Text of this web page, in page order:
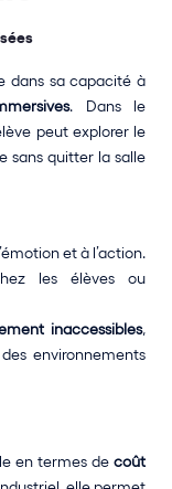
dans sa capacité à
. Dans le
peut explorer le
sans quitter la salle
et à l’action.
les élèves ou
inaccessibles,
environnements
en termes de coût